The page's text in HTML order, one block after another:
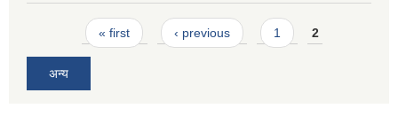
Pages« first ‹ previous 1 2
अन्य